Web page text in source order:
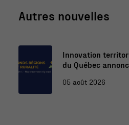
Autres nouvelles
Innovation
du Québec
05 août 2026